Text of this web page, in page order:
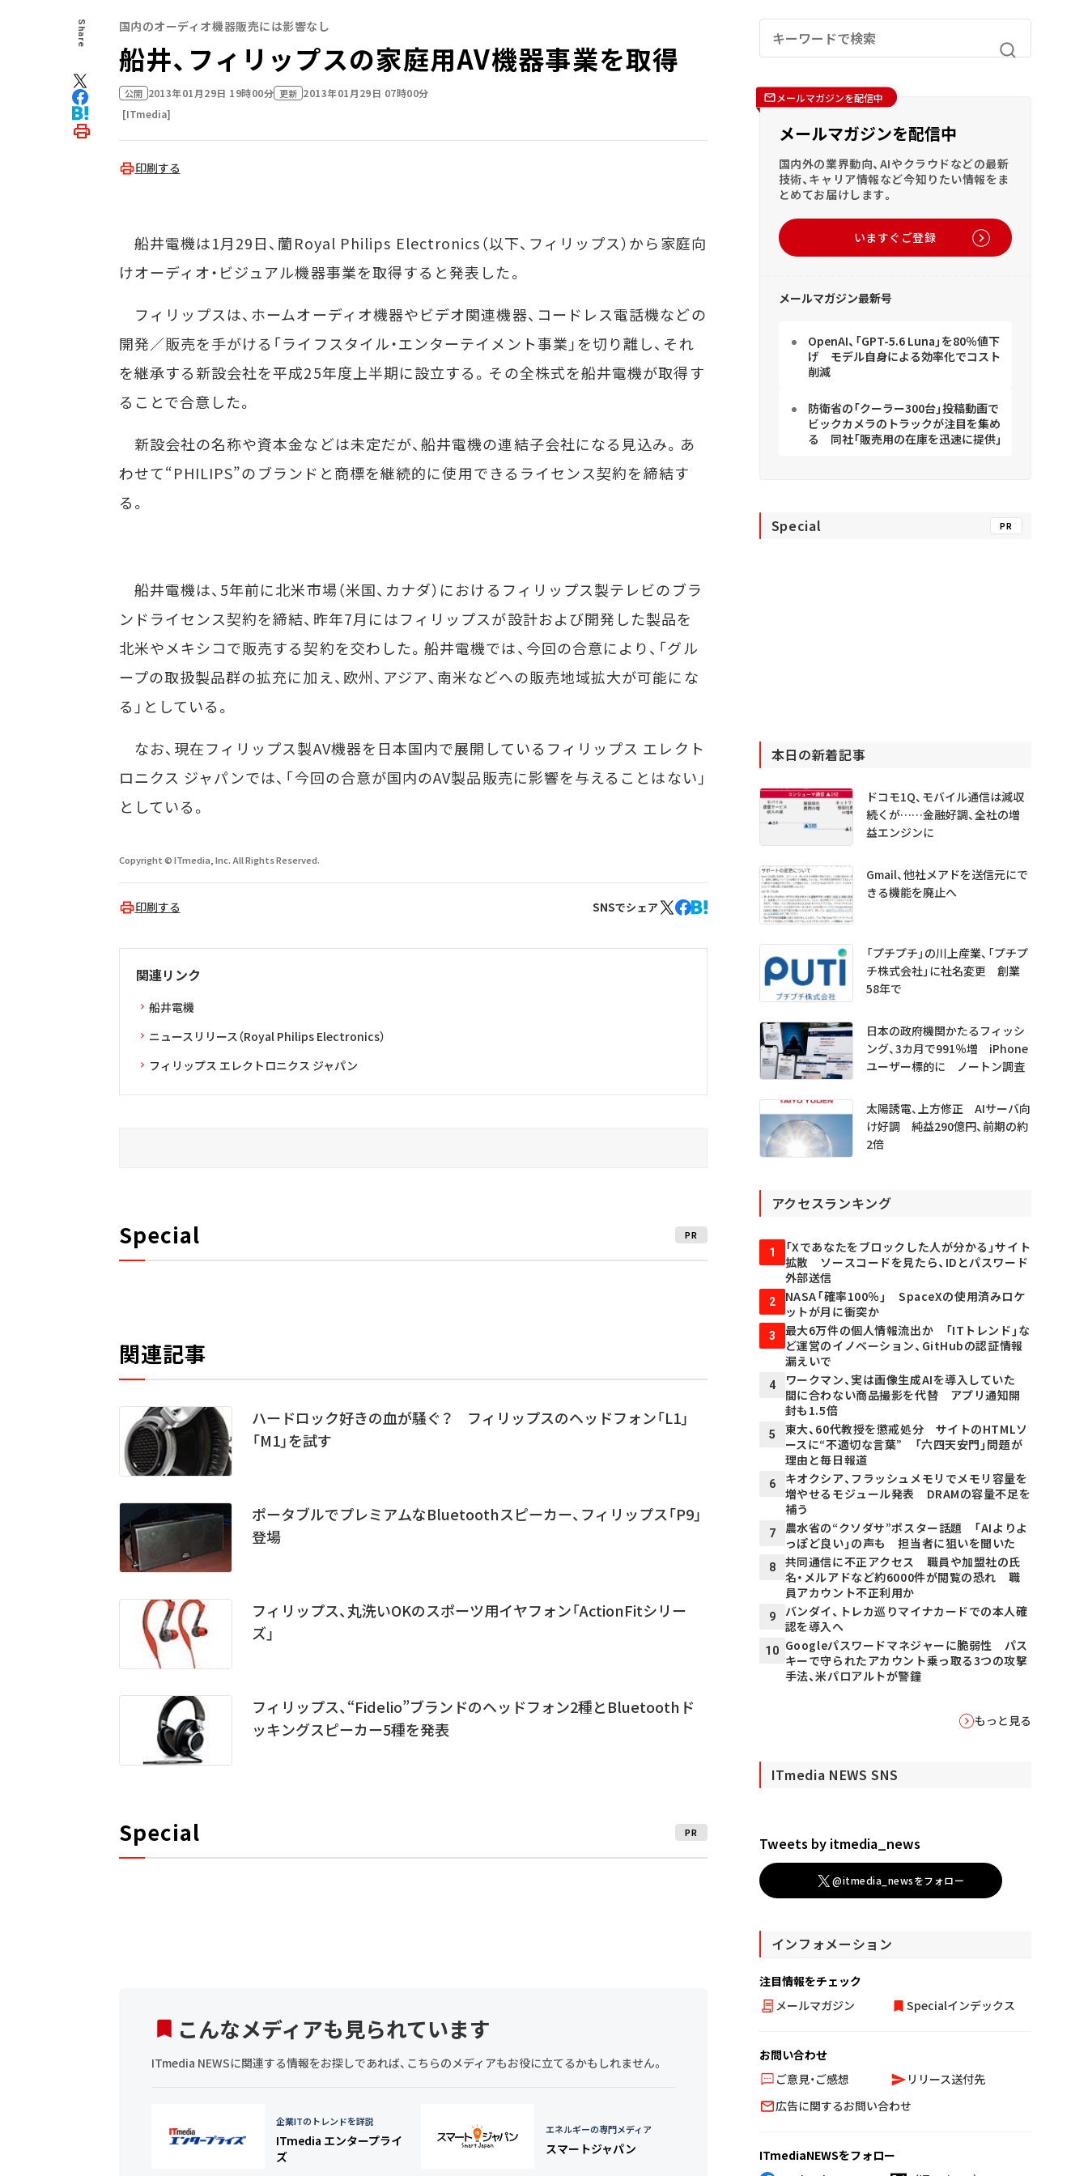
Share 国内のオーディオ機器販売には影響なし
船井、フィリップスの家庭用AV機器事業を取得
公開 2013年01月29日 19時00分 更新 2013年01月29日 07時00分
[ITmedia]
印刷する
船井電機は1月29日、蘭Royal Philips Electronics（以下、フィリップス）から家庭向
けオーディオ・ビジュアル機器事業を取得すると発表した。
フィリップスは、ホームオーディオ機器やビデオ関連機器、コードレス電話機などの
開発／販売を手がける「ライフスタイル・エンターテイメント事業」を切り離し、それ
を継承する新設会社を平成25年度上半期に設立する。その全株式を船井電機が取得す
ることで合意した。
新設会社の名称や資本金などは未定だが、船井電機の連結子会社になる見込み。あ
わせて“PHILIPS”のブランドと商標を継続的に使用できるライセンス契約を締結す
る。
船井電機は、5年前に北米市場（米国、カナダ）におけるフィリップス製テレビのブラ
ンドライセンス契約を締結、昨年7月にはフィリップスが設計および開発した製品を
北米やメキシコで販売する契約を交わした。船井電機では、今回の合意により、「グル
ープの取扱製品群の拡充に加え、欧州、アジア、南米などへの販売地域拡大が可能にな
る」としている。
なお、現在フィリップス製AV機器を日本国内で展開しているフィリップス エレクト
ロニクス ジャパンでは、「今回の合意が国内のAV製品販売に影響を与えることはない」
としている。
Copyright © ITmedia, Inc. All Rights Reserved.
印刷する SNSでシェア
関連リンク
船井電機
ニュースリリース（Royal Philips Electronics）
フィリップス エレクトロニクス ジャパン
Special PR
関連記事
ハードロック好きの血が騒ぐ？ フィリップスのヘッドフォン「L1」
「M1」を試す
ポータブルでプレミアムなBluetoothスピーカー、フィリップス「P9」
登場
フィリップス、丸洗いOKのスポーツ用イヤフォン「ActionFitシリー
ズ」
フィリップス、“Fidelio”ブランドのヘッドフォン2種とBluetoothド
ッキングスピーカー5種を発表
Special PR
こんなメディアも見られています
ITmedia NEWSに関連する情報をお探しであれば、こちらのメディアもお役に立てるかもしれません。
企業ITのトレンドを詳説
ITmedia エンタープライ
ズ
エネルギーの専門メディア
スマートジャパン
メールマガジンを配信中
メールマガジンを配信中
国内外の業界動向、AIやクラウドなどの最新
技術、キャリア情報など今知りたい情報をま
とめてお届けします。
いますぐご登録
メールマガジン最新号
OpenAI、「GPT-5.6 Luna」を80％値下
げ モデル自身による効率化でコスト
削減
防衛省の「クーラー300台」投稿動画で
ビックカメラのトラックが注目を集め
る 同社「販売用の在庫を迅速に提供」
Special PR
本日の新着記事
ドコモ1Q、モバイル通信は減収
続くが……金融好調、全社の増
益エンジンに
Gmail、他社メアドを送信元にで
きる機能を廃止へ
「プチプチ」の川上産業、「プチプ
チ株式会社」に社名変更 創業
58年で
日本の政府機関かたるフィッシ
ング、3カ月で991％増 iPhone
ユーザー標的に ノートン調査
太陽誘電、上方修正 AIサーバ向
け好調 純益290億円、前期の約
2倍
アクセスランキング
1
「Xであなたをブロックした人が分かる」サイト
拡散 ソースコードを見たら、IDとパスワード
外部送信
2
NASA「確率100％」 SpaceXの使用済みロケ
ットが月に衝突か
3
最大6万件の個人情報流出か 「ITトレンド」な
ど運営のイノベーション、GitHubの認証情報
漏えいで
4
ワークマン、実は画像生成AIを導入していた
間に合わない商品撮影を代替 アプリ通知開
封も1.5倍
5
東大、60代教授を懲戒処分 サイトのHTMLソ
ースに“不適切な言葉” 「六四天安門」問題が
理由と毎日報道
6
キオクシア、フラッシュメモリでメモリ容量を
増やせるモジュール発表 DRAMの容量不足を
補う
7
農水省の“クソダサ”ポスター話題 「AIよりよ
っぽど良い」の声も 担当者に狙いを聞いた
8
共同通信に不正アクセス 職員や加盟社の氏
名・メルアドなど約6000件が閲覧の恐れ 職
員アカウント不正利用か
9
バンダイ、トレカ巡りマイナカードでの本人確
認を導入へ
10 Googleパスワードマネジャーに脆弱性 パス
キーで守られたアカウント乗っ取る3つの攻撃
手法、米パロアルトが警鐘
もっと見る
ITmedia NEWS SNS
Tweets by itmedia_news
@itmedia_newsをフォロー
インフォメーション
注目情報をチェック
メールマガジン
Specialインデックス
お問い合わせ
ご意見・ご感想
リリース送付先
広告に関するお問い合わせ
ITmediaNEWSをフォロー